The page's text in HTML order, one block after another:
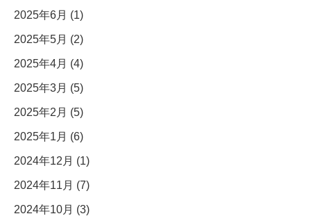
2025年6月 (1)
2025年5月 (2)
2025年4月 (4)
2025年3月 (5)
2025年2月 (5)
2025年1月 (6)
2024年12月 (1)
2024年11月 (7)
2024年10月 (3)